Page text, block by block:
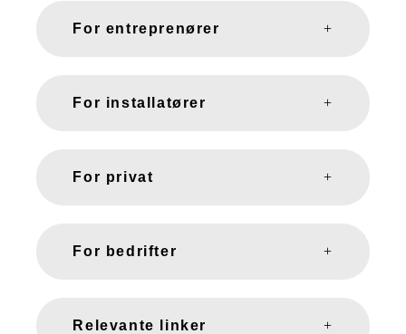
For entreprenører
For installatører
For privat
For bedrifter
Relevante linker